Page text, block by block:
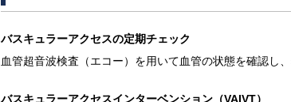
バスキュラーアクセスの定期チェック
血管超音波検査（エコー）を用いて血管の状態を確認し
バスキュラーアクセスインターベンション（VAIVT）